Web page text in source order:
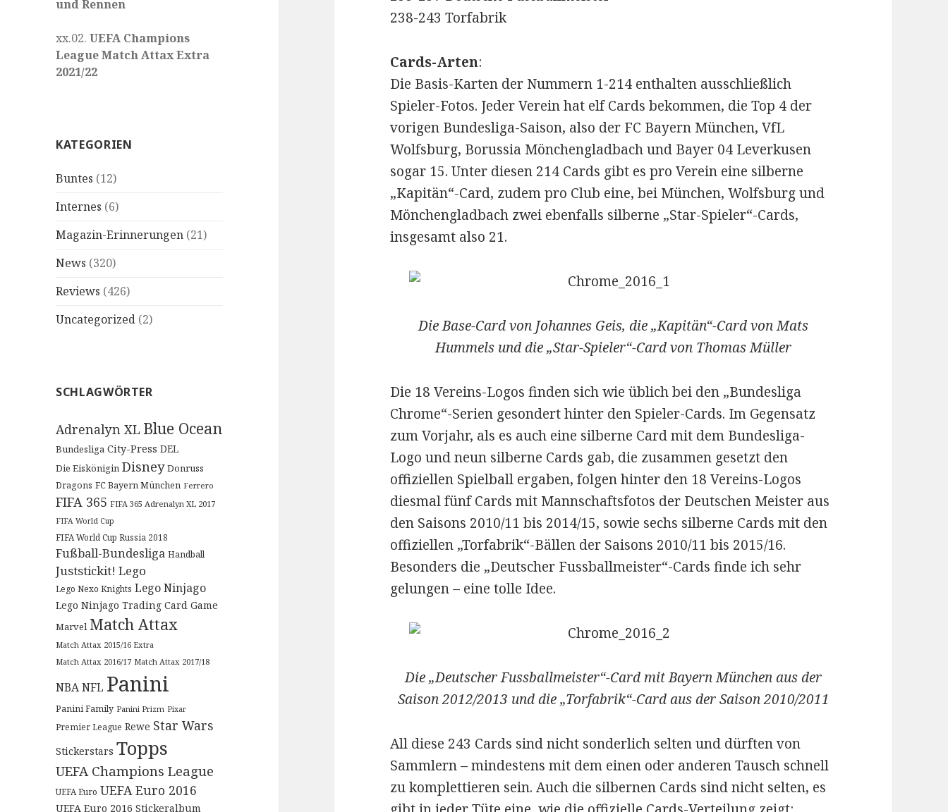
und Rennen
xx.02.UEFA Champions
League Match Attax Extra
2021/22
KATEGORIEN
Buntes (12)
Internes (6)
Magazin-Erinnerungen (21)
News (320)
Reviews (426)
Uncategorized (2)
SCHLAGWÖRTER
Adrenalyn XL Blue Ocean
Bundesliga City-Press DEL
Die Eiskönigin Disney Donruss
Dragons FC Bayern München Ferrero
FIFA 365 FIFA 365 Adrenalyn XL 2017
FIFA World Cup
FIFA World Cup Russia 2018
Fußball-Bundesliga Handball
Juststickit! Lego
Lego Nexo Knights Lego Ninjago
Lego Ninjago Trading Card Game
Marvel Match Attax
Match Attax 2015/16 Extra
Match Attax 2016/17 Match Attax 2017/18
NBANFL Panini
Panini Family Panini Prizm Pixar
Premier League Rewe Star Wars
Stickerstars Topps
UEFA Champions League
UEFA Euro UEFA Euro 2016
UEFA Euro 2016 Stickeralbum
238-243 Torfabrik
Cards-Arten:
Die Basis-Karten der Nummern 1-214 enthalten ausschließlich
Spieler-Fotos. Jeder Verein hat elf Cards bekommen, die Top 4 der
vorigen Bundesliga-Saison, also der FC Bayern München, VfL
Wolfsburg, Borussia Mönchengladbach und Bayer 04 Leverkusen
sogar 15. Unter diesen 214 Cards gibt es pro Verein eine silberne
„Kapitän“-Card, zudem pro Club eine, bei München, Wolfsburg und
Mönchengladbach zwei ebenfalls silberne „Star-Spieler“-Cards,
insgesamt also 21.
Die Base-Card von Johannes Geis, die „Kapitän“-Card von Mats
Hummels und die „Star-Spieler“-Card von Thomas Müller
Die 18 Vereins-Logos finden sich wie üblich bei den „Bundesliga
Chrome“-Serien gesondert hinter den Spieler-Cards. Im Gegensatz
zum Vorjahr, als es auch eine silberne Card mit dem Bundesliga-
Logo und neun silberne Cards gab, die zusammen gesetzt den
offiziellen Spielball ergaben, folgen hinter den 18 Vereins-Logos
diesmal fünf Cards mit Mannschaftsfotos der Deutschen Meister aus
den Saisons 2010/11 bis 2014/15, sowie sechs silberne Cards mit den
offiziellen „Torfabrik“-Bällen der Saisons 2010/11 bis 2015/16.
Besonders die „Deutscher Fussballmeister“-Cards finde ich sehr
gelungen – eine tolle Idee.
Die „Deutscher Fussballmeister“-Card mit Bayern München aus der
Saison 2012/2013 und die „Torfabrik“-Card aus der Saison 2010/2011
All diese 243 Cards sind nicht sonderlich selten und dürften von
Sammlern – mindestens mit dem einen oder anderen Tausch schnell
zu komplettieren sein. Auch die silbernen Cards sind nicht selten, es